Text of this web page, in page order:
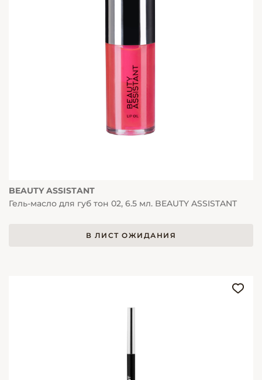
BEAUTY ASSISTANT
Гель-масло для губ тон 02, 6.5 мл. BEAUTY ASSISTANT
В ЛИСТ ОЖИДАНИЯ